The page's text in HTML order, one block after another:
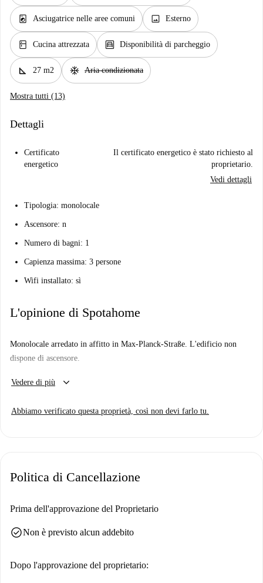
local_laundry_service Asciugatrice nelle aree comuni image Esterno
kitchen Cucina attrezzata garage Disponibilità di parcheggio
square_foot 27 m2 ac_unit Aria condizionata
Mostra tutti (13)
Dettagli
Certificato
energetico
Il certificato energetico è stato richiesto al
proprietario.
Vedi dettagli
Tipologia: monolocale
Ascensore: n
Numero di bagni: 1
Capienza massima: 3 persone
Wifi installato: sì
L'opinione di Spotahome
Monolocale arredato in affitto in Max-Planck-Straße. L'edificio non
dispone di ascensore.
Importante:
Completano la proprietà la biancheria da letto e un angolo cottura
Tutti i monolocali sono stati completamente rinnovati e arredati a
Spese di pulizia:
25€ al trasloco.
Vedere di più keyboard_arrow_down
Abbiamo verificato questa proprietà, così non devi farlo tu.
Politica di Cancellazione
Prima dell'approvazione del Proprietario
check_circleNon è previsto alcun addebito
Dopo l'approvazione del proprietario: